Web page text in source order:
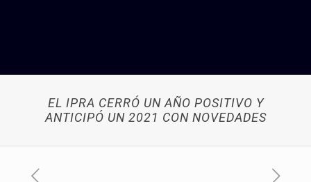
EL IPRA CERRÓ UN AÑO POSITIVO Y
ANTICIPÓ UN 2021 CON NOVEDADES